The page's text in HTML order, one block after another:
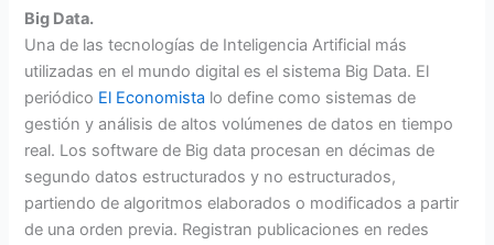
Big Data.
Una de las tecnologías de Inteligencia Artificial más
utilizadas en el mundo digital es el sistema Big Data. El
periódico El Economista lo define como sistemas de
gestión y análisis de altos volúmenes de datos en tiempo
real. Los software de Big data procesan en décimas de
segundo datos estructurados y no estructurados,
partiendo de algoritmos elaborados o modificados a partir
de una orden previa. Registran publicaciones en redes